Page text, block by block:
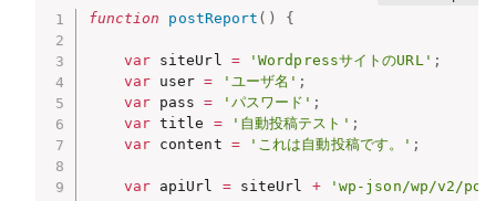
function postReport ( ) {
var siteUrl = 'WordpressサイトのURL' ;
var user = 'ユーザ名' ;
var pass = 'パスワード' ;
var title = '自動投稿テスト' ;
var content = 'これは自動投稿です。' ;
var apiUrl = siteUrl + 'wp-json/wp/v2/